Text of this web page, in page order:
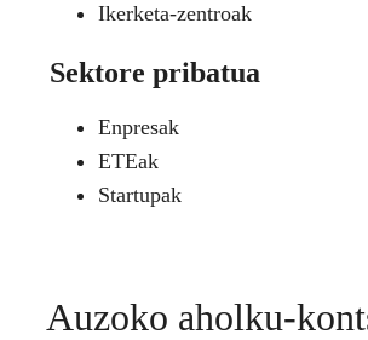
Ikerketa-zentroak
Sektore pribatua
Enpresak
ETEak
Startupak
Auzoko aholku-